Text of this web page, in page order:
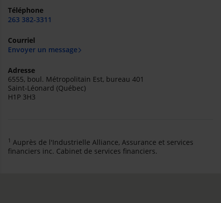
Téléphone
263 382-3311
Courriel
Envoyer un message
Adresse
6555, boul. Métropolitain Est, bureau 401
Saint-Léonard (Québec)
H1P 3H3
1 Auprès de l'Industrielle Alliance, Assurance et services
financiers inc. Cabinet de services financiers.